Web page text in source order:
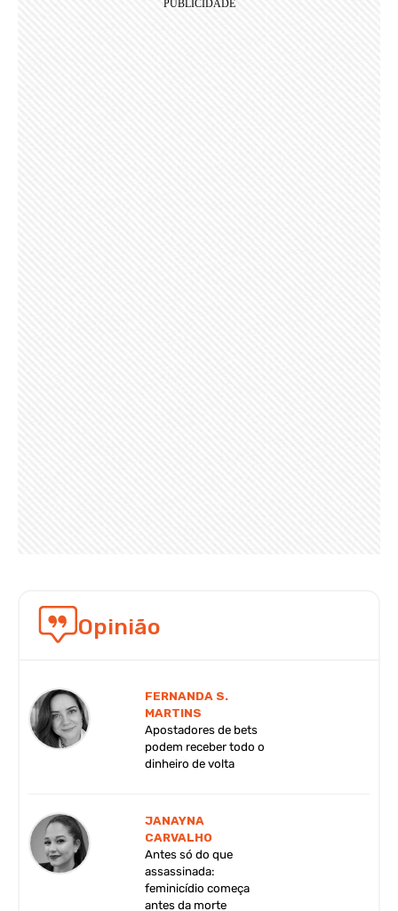
Opinião
FERNANDA S.
MARTINS
Apostadores de bets
podem receber todo o
dinheiro de volta
JANAYNA
CARVALHO
Antes só do que
assassinada:
feminicídio começa
antes da morte